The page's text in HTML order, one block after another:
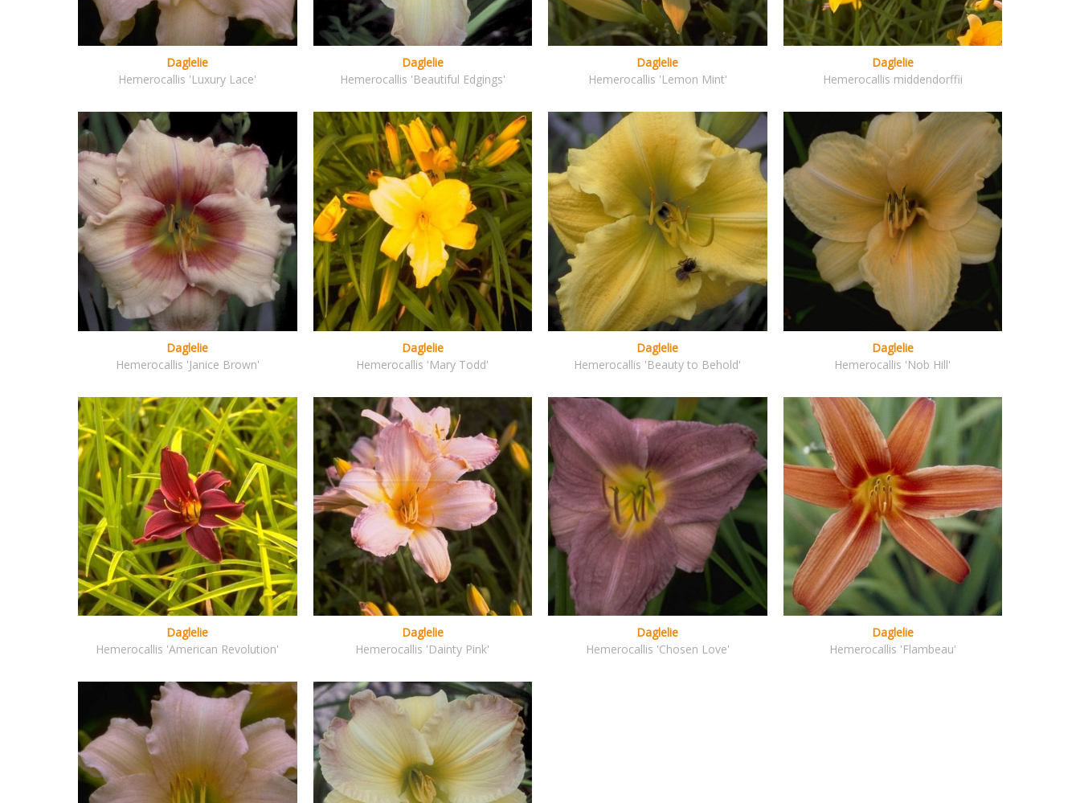
Daglelie
Hemerocallis 'Luxury Lace'
Daglelie
Hemerocallis 'Beautiful Edgings'
Daglelie
Hemerocallis 'Lemon Mint'
Daglelie
Hemerocallis middendorffii
Daglelie
Hemerocallis 'Janice Brown'
Daglelie
Hemerocallis 'Mary Todd'
Daglelie
Hemerocallis 'Beauty to Behold'
Daglelie
Hemerocallis 'Nob Hill'
Daglelie
Hemerocallis 'American Revolution'
Daglelie
Hemerocallis 'Dainty Pink'
Daglelie
Hemerocallis 'Chosen Love'
Daglelie
Hemerocallis 'Flambeau'